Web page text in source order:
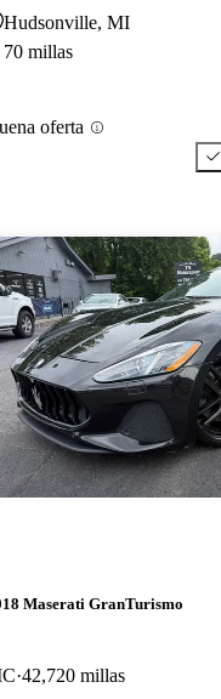
Hudsonville, MI
70 millas
oferta
este Aviso
Maserati GranTurismo
42,720 millas